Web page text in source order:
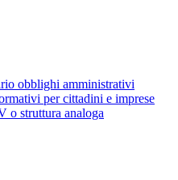
obblighi amministrativi
per cittadini e imprese
o struttura analoga